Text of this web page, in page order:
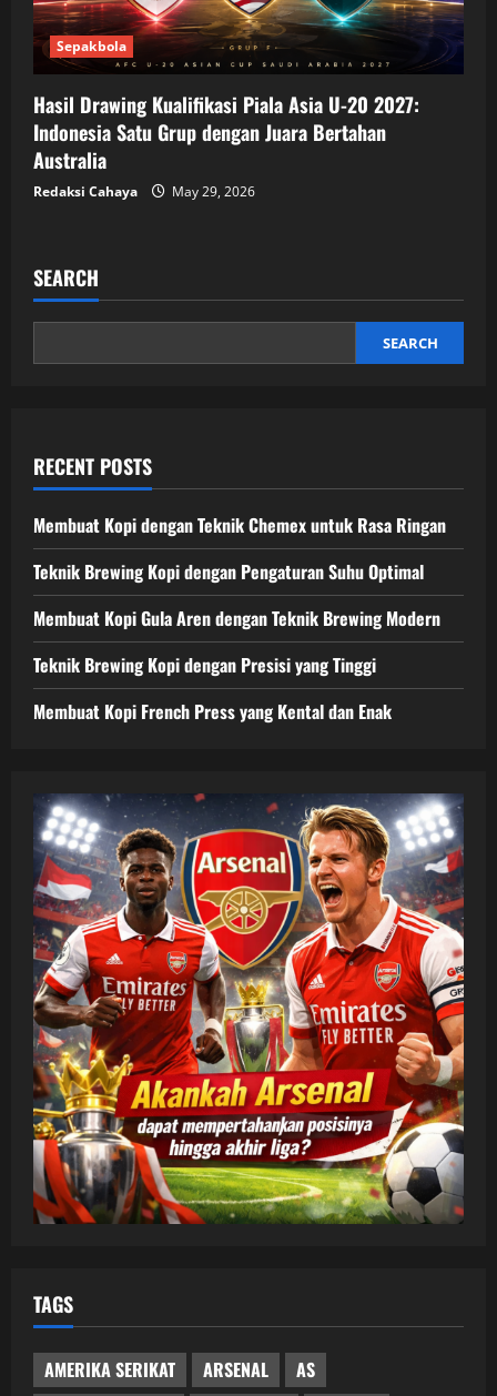
Sepakbola
Hasil Drawing Kualifikasi Piala Asia U-20 2027:
Indonesia Satu Grup dengan Juara Bertahan
Australia
Redaksi Cahaya May 29, 2026
SEARCH
SEARCH
RECENT POSTS
Membuat Kopi dengan Teknik Chemex untuk Rasa Ringan
Teknik Brewing Kopi dengan Pengaturan Suhu Optimal
Membuat Kopi Gula Aren dengan Teknik Brewing Modern
Teknik Brewing Kopi dengan Presisi yang Tinggi
Membuat Kopi French Press yang Kental dan Enak
TAGS
AMERIKA SERIKAT ARSENAL
AS